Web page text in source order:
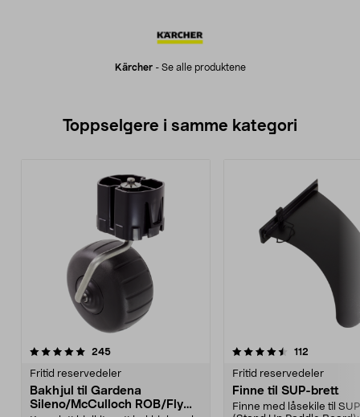
Kärcher- Se alle produktene
Toppselgere i samme kategori
245anmeldelser
Fritid reservedeler
Bakhjul til Gardena
Sileno/McCulloch ROB/Flymo
4.5 av 5 stjerner 112
Fritid reservedeler
Finne til SUP-brett
Finne med låsekile til
5.0 av 5 stjerner